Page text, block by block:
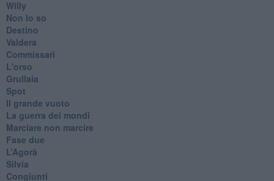
Willy
Non lo so
Destino
Valdera
Commissari
L'orso
Grullaia
Spot
​Il grande vuoto
​La guerra dei mondi
Marciare non marcire
Fase due
L’Agorà
Silvia
Congiunti